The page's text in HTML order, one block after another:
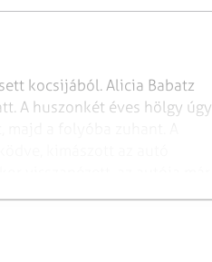
kocsijából. Alicia Babatz
A huszonkét éves hölgy úgy